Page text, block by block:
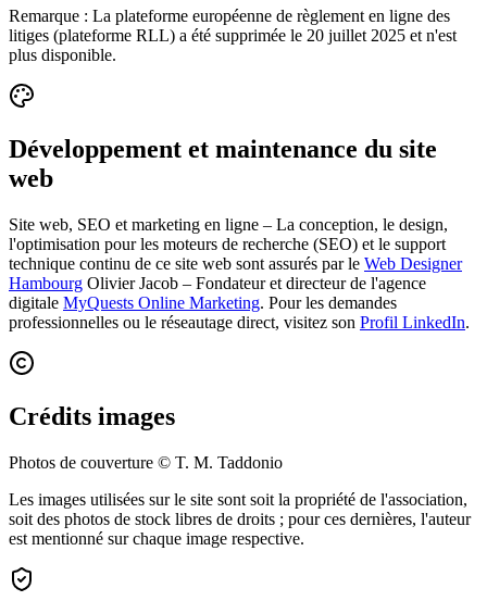
Remarque : La plateforme européenne de règlement en ligne des
litiges (plateforme RLL) a été supprimée le 20 juillet 2025 et n'est
plus disponible.
Développement et maintenance du site
web
Site web, SEO et marketing en ligne – La conception, le design,
l'optimisation pour les moteurs de recherche (SEO) et le support
technique continu de ce site web sont assurés par le Web Designer
Hambourg Olivier Jacob – Fondateur et directeur de l'agence
digitale MyQuests Online Marketing. Pour les demandes
professionnelles ou le réseautage direct, visitez son Profil LinkedIn.
Crédits images
Photos de couverture © T. M. Taddonio
Les images utilisées sur le site sont soit la propriété de l'association,
soit des photos de stock libres de droits ; pour ces dernières, l'auteur
est mentionné sur chaque image respective.